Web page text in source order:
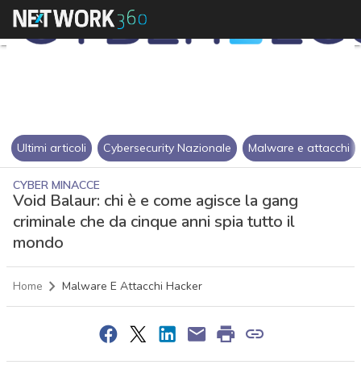
Ultimi articoli Cybersecurity Nazionale Malware e attacchi
CYBER MINACCE
Void Balaur: chi è e come agisce la gang
criminale che da cinque anni spia tutto il
mondo
Home Malware E Attacchi Hacker